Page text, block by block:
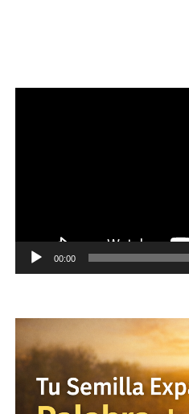
Reproductor
00:00